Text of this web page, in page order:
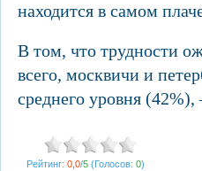
находится в самом
В том, что трудности
всего, москвичи и
среднего уровня
Рейтинг: 0,0/5 (Голосов: 0)